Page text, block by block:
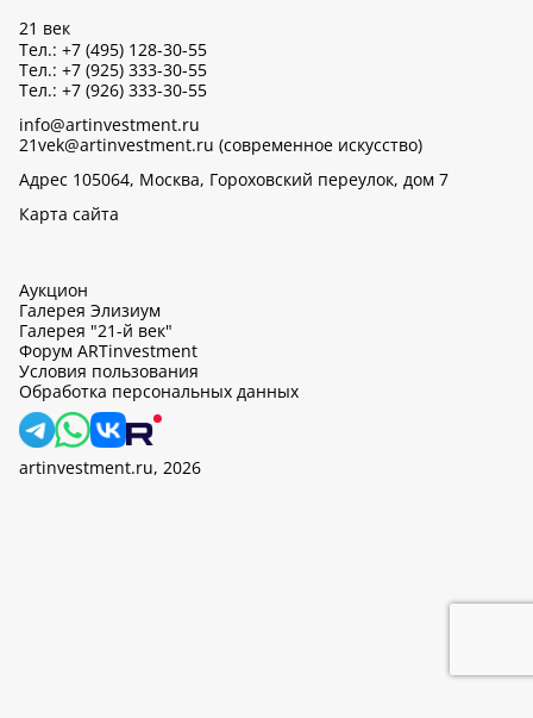
21 век
Тел.: +7 (495) 128-30-55
Тел.: +7 (925) 333-30-55
Тел.: +7 (926) 333-30-55
info@artinvestment.ru
21vek@artinvestment.ru (современное искусство)
Адрес 105064, Москва, Гороховский переулок, дом 7
Карта сайта
Аукцион
Галерея Элизиум
Галерея "21-й век"
Форум ARTinvestment
Условия пользования
Обработка персональных данных
artinvestment.ru, 2026